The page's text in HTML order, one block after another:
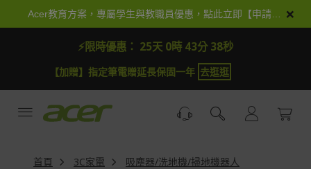
×
⚡限時優惠： 25天 0時 43分 38秒
【加贈】指定筆電贈延長保固一年 去逛逛
首頁 3C家電 吸塵器/洗地機/掃地機器人